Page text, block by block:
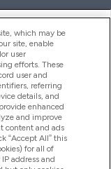
which may be
site, enable
user
efforts. These
user and
referring
details, and
enhanced
and improve
content and ads
“Accept All” this
for all of
address and